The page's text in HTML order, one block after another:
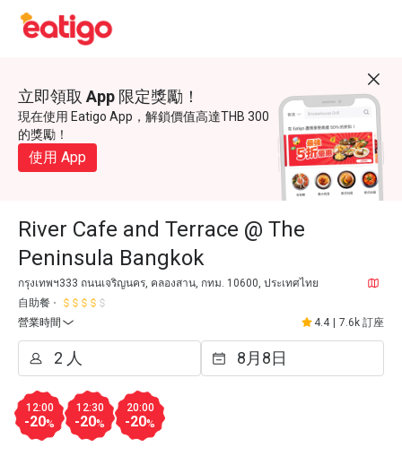
立即領取 App 限定獎勵！
現在使用 Eatigo App，解鎖價值高達THB 300
的獎勵！
使用 App
River Cafe and Terrace @ The
Peninsula Bangkok
กรุงเทพฯ333 ถนนเจริญนคร, คลองสาน, กทม. 10600, ประเทศไทย
自助餐
營業時間
4.4 7.6k 訂座
12:00
-20%
12:30
-20%
20:00
-20%